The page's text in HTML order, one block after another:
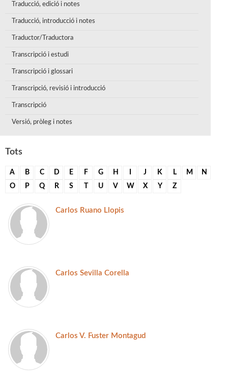
Traducció, edició i notes
Traducció, introducció i notes
Traductor/Traductora
Transcripció i estudi
Transcripció i glossari
Transcripció, revisió i introducció
Transcripció
Versió, pròleg i notes
Tots
A B C D E F G H J K L M
N
O
P Q R S T U V W X Y Z
Carlos Ruano Llopis
Carlos Sevilla Corella
Carlos V. Fuster Montagud